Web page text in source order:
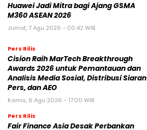
Huawei Jadi Mitra bagi Ajang GSMA
M360 ASEAN 2026
Jumat, 7 Agu 2026 - 00:42 WIB
Pers Rilis
Cision Raih MarTech Breakthrough
Awards 2026 untuk Pemantauan dan
Analisis Media Sosial, Distribusi Siaran
Pers, dan AEO
Kamis, 6 Agu 2026 - 17:00 WIB
Pers Rilis
Fair Finance Asia Desak Perbankan